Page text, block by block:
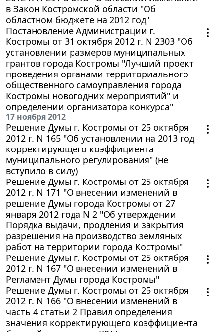
в Закон Костромской области "Об
областном бюджете на 2012 год"
Постановление Администрации г.
Костромы от 31 октября 2012 г. N 2303 "Об
установлении размеров муниципальных
грантов города Костромы "Лучший проект
проведения органами территориального
общественного самоуправления города
Костромы новогодних мероприятий" и
определении организатора конкурса"
17 ноября 2012
Решение Думы г. Костромы от 25 октября
2012 г. N 165 "Об установлении на 2013 год
корректирующего коэффициента
муниципального регулирования" (не
вступило в силу)
Решение Думы г. Костромы от 25 октября
2012 г. N 171 "О внесении изменений в
решение Думы города Костромы от 27
января 2012 года N 2 "Об утверждении
Порядка выдачи, продления и закрытия
разрешения на производство земляных
работ на территории города Костромы"
Решение Думы г. Костромы от 25 октября
2012 г. N 167 "О внесении изменений в
Регламент Думы города Костромы"
Решение Думы г. Костромы от 25 октября
2012 г. N 166 "О внесении изменений в
часть 4 статьи 2 Правил определения
значения корректирующего коэффициента